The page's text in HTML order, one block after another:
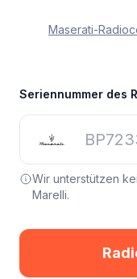
Maserati-
Seriennummer des
Wir unterstützen
Marelli.